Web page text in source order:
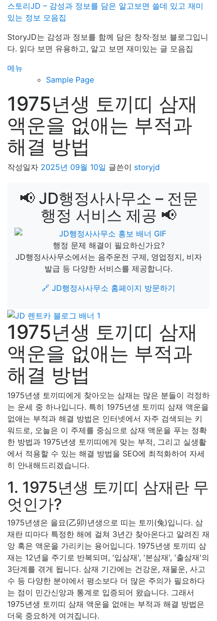
스토리JD – 감성과 정보를 담은 알고보면 쓸데 있고 재미
있는 정보 모음집
StoryJD는 감성과 정보를 함께 담은 창작·정보 블로그입니
다. 읽다 보면 유용하고, 알고 보면 재미있는 글 모음집
메뉴
Sample Page
1975년생 토끼띠 삼재
액운을 없애는 부적과
해결 방법
작성일자 2025년 09월 10일 글쓴이 storyjd
📢 JD행정사사무소 – 전문
행정 서비스 제공 📢
행정 문제 해결이 필요하신가요?
JD행정사사무소에서는 음주운전 구제, 영업정지, 비자
발급 등 다양한 서비스를 제공합니다.
🔗 JD행정사사무소 홈페이지 방문하기
1975년생 토끼띠 삼재
액운을 없애는 부적과
해결 방법
1975년생 토끼띠에게 찾아오는 삼재는 많은 분들이 걱정하
는 운세 중 하나입니다. 특히 1975년생 토끼띠 삼재 액운을
없애는 부적과 해결 방법은 인터넷에서 자주 검색되는 키
워드로, 오늘은 이 주제를 중심으로 삼재 액운을 푸는 정확
한 방법과 1975년생 토끼띠에게 맞는 부적, 그리고 실생활
에서 적용할 수 있는 해결 방법을 SEO에 최적화하여 자세
히 안내해드리겠습니다.
1. 1975년생 토끼띠 삼재란 무
엇인가?
1975년생은 을묘(乙卯)년생으로 띠는 토끼(兔)입니다. 삼
재란 띠마다 특정한 해에 걸쳐 3년간 찾아온다고 알려진 재
앙 혹은 액운을 가리키는 용어입니다. 1975년생 토끼띠 삼
재는 12년을 주기로 반복되며, '입삼재', '본삼재', '출삼재'의
3단계를 겪게 됩니다. 삼재 기간에는 건강운, 재물운, 사고
수 등 다양한 분야에서 평소보다 더 많은 주의가 필요하다
는 점이 민간신앙과 통계로 입증되어 왔습니다. 그래서
1975년생 토끼띠 삼재 액운을 없애는 부적과 해결 방법은
더욱 중요하게 여겨집니다.